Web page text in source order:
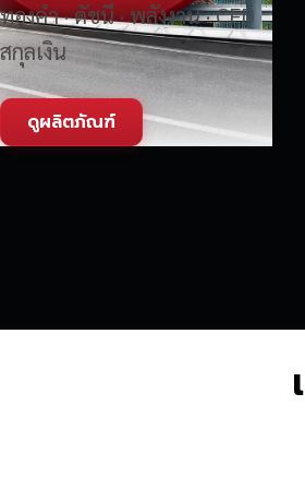
ทองคำ · ดัชนี · พลังงาน · CFD
สกุลเงิน
ดูผลิตภัณฑ์